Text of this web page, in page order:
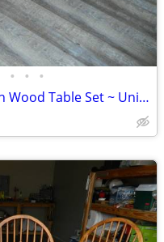
• • •
Custom Made Solid 3" thick Ash Wood Table Set ~ Unique ~